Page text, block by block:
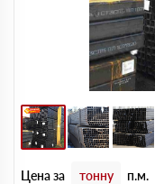
Цена за тонну п.м.